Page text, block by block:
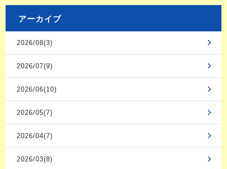
アーカイブ
2026/08(3)
2026/07(9)
2026/06(10)
2026/05(7)
2026/04(7)
2026/03(8)